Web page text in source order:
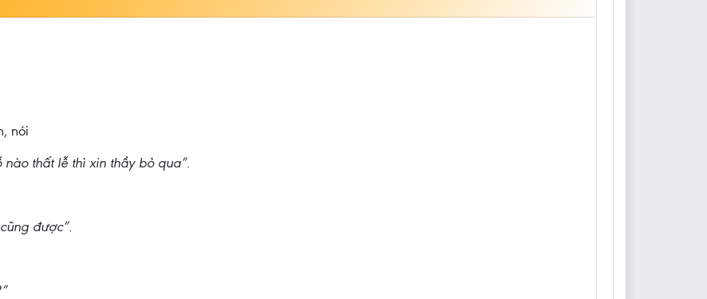
nói
thất lễ thì xin thầy bỏ qua”.
được”.